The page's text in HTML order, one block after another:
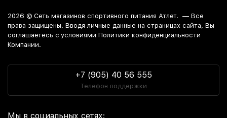
2026 © Сеть магазинов спортивного питания Атлет. — Все
права защищены. Вводя личные данные на страницах сайта, Вы
соглашаетесь c условиями Политики конфиденциальности
Компании.
+7 (905) 40 56 555
Телефон поддержки
Мы в социальных сетях: